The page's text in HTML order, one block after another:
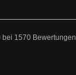
bei 1570 Bewertungen